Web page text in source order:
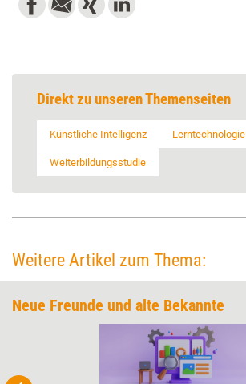
Direkt zu unseren Themenseiten
Künstliche Intelligenz Lerntechnologie
Weiterbildungsstudie
Weitere Artikel zum Thema:
Neue Freunde und alte Bekannte